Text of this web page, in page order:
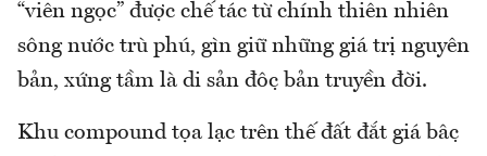
“viên ngọc” được chế tác từ chính thiên nhiên
sông nước trù phú, gìn giữ những giá trị nguyên
bản, xứng tầm là di sản độc bản truyền đời.
Khu compound tọa lạc trên thế đất đắt giá bậc